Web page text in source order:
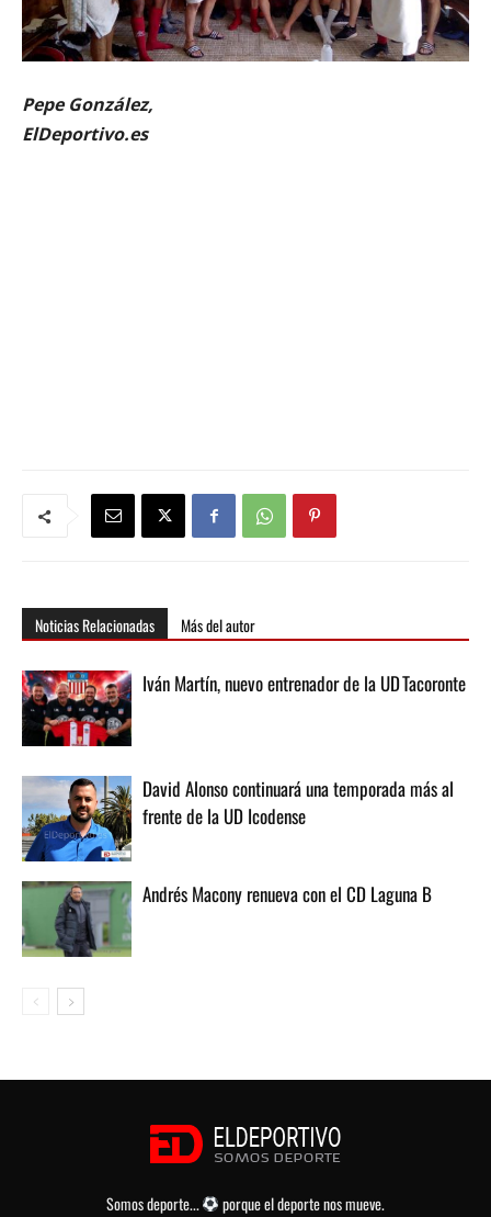
Pepe González,
ElDeportivo.es
Noticias Relacionadas Más del autor
Iván Martín, nuevo entrenador de la UD Tacoronte
David Alonso continuará una temporada más al
frente de la UD Icodense
Andrés Macony renueva con el CD Laguna B
Somos deporte... porque el deporte nos mueve.